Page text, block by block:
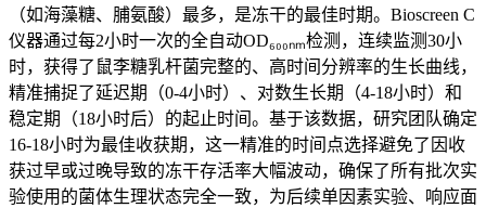
（如海藻糖、脯氨酸）最多，是冻干的最佳时期。Bioscreen C
仪器通过每2小时一次的全自动OD₆₀₀ₙₘ检测，连续监测30小
时，获得了鼠李糖乳杆菌完整的、高时间分辨率的生长曲线，
精准捕捉了延迟期（0-4小时）、对数生长期（4-18小时）和
稳定期（18小时后）的起止时间。基于该数据，研究团队确定
16-18小时为最佳收获期，这一精准的时间点选择避免了因收
获过早或过晚导致的冻干存活率大幅波动，确保了所有批次实
验使用的菌体生理状态完全一致，为后续单因素实验、响应面